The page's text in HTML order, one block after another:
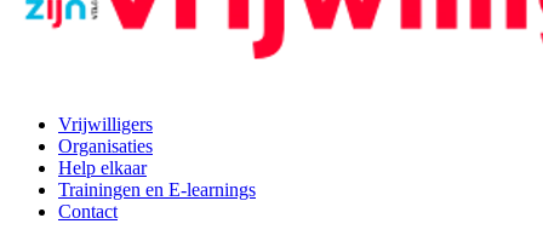
Vrijwilligers
Organisaties
Help elkaar
Trainingen en E-learnings
Contact